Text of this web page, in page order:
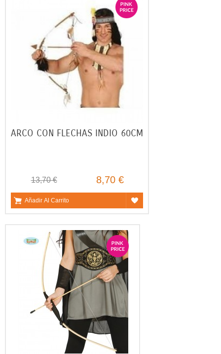
ARCO CON FLECHAS INDIO 60CM
13,70 € 8,70 €
Añadir Al Carrito